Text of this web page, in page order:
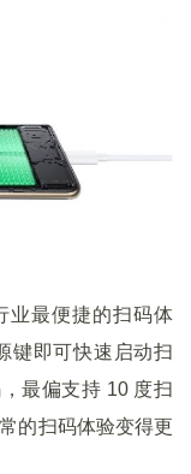
业最便捷的扫码体
键即可快速启动扫
最偏支持 10 度扫
的扫码体验变得更